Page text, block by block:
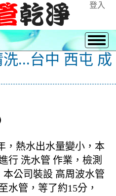
登入
...台中 西屯 成
，熱水出水量變小，本
行 洗水管 作業，檢測
公司裝設 高周波水管
水管，等了約15分，